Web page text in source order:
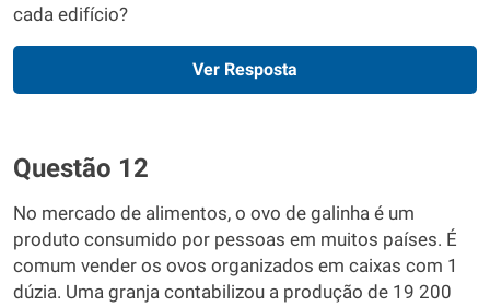
cada edifício?
Ver Resposta
Questão 12
No mercado de alimentos, o ovo de galinha é um
produto consumido por pessoas em muitos países. É
comum vender os ovos organizados em caixas com 1
dúzia. Uma granja contabilizou a produção de 19 200